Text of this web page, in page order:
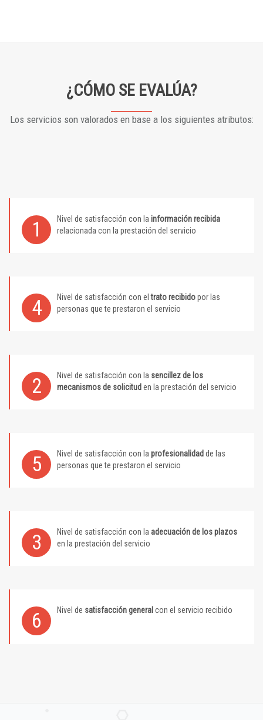
¿CÓMO SE EVALÚA?
Los servicios son valorados en base a los siguientes atributos:
1 Nivel de satisfacción con la información recibida
relacionada con la prestación del servicio
4 Nivel de satisfacción con eltrato recibidopor las
personas que te prestaron el servicio
2 Nivel de satisfacción con la sencillez de los
mecanismos de solicitud en la prestación del servicio
5 Nivel de satisfacción con la profesionalidad de las
personas que te prestaron el servicio
3 Nivel de satisfacción con la adecuación de los plazos
en la prestación del servicio
6 Nivel de satisfacción general con el servicio recibido